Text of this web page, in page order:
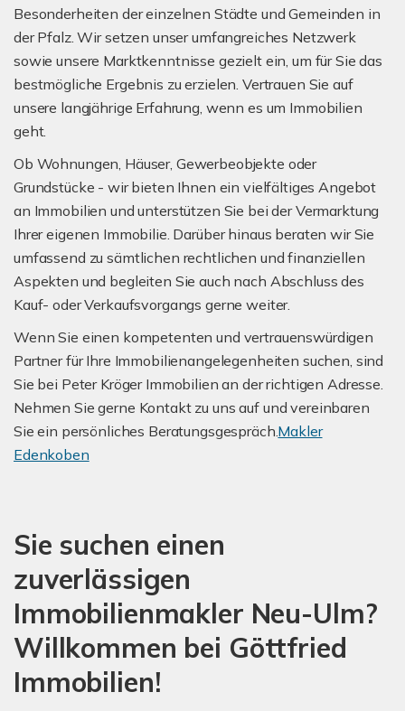
Besonderheiten der einzelnen Städte und Gemeinden in
der Pfalz. Wir setzen unser umfangreiches Netzwerk
sowie unsere Marktkenntnisse gezielt ein, um für Sie das
bestmögliche Ergebnis zu erzielen. Vertrauen Sie auf
unsere langjährige Erfahrung, wenn es um Immobilien
geht.
Ob Wohnungen, Häuser, Gewerbeobjekte oder
Grundstücke - wir bieten Ihnen ein vielfältiges Angebot
an Immobilien und unterstützen Sie bei der Vermarktung
Ihrer eigenen Immobilie. Darüber hinaus beraten wir Sie
umfassend zu sämtlichen rechtlichen und finanziellen
Aspekten und begleiten Sie auch nach Abschluss des
Kauf- oder Verkaufsvorgangs gerne weiter.
Wenn Sie einen kompetenten und vertrauenswürdigen
Partner für Ihre Immobilienangelegenheiten suchen, sind
Sie bei Peter Kröger Immobilien an der richtigen Adresse.
Nehmen Sie gerne Kontakt zu uns auf und vereinbaren
Sie ein persönliches Beratungsgespräch.Makler
Edenkoben
Sie suchen einen
zuverlässigen
Immobilienmakler Neu-Ulm?
Willkommen bei Göttfried
Immobilien!